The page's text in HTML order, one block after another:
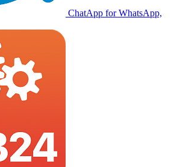
ChatApp for WhatsApp,